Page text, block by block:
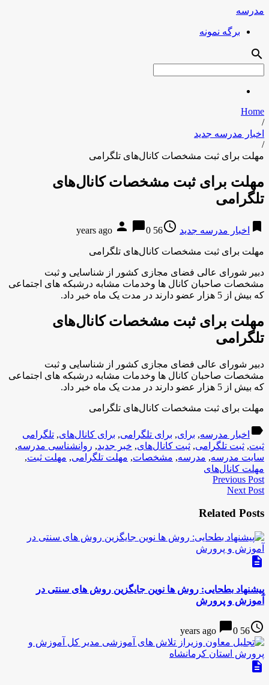
مدرسه
برگه نمونه
search
Home
/
اخبار مدرسه جدید
/
مهلت برای ثبت مشخصات کانال‌های تلگرامی
مهلت برای ثبت مشخصات کانال‌های
تلگرامی
bookmark اخبار مدرسه جدید access_time
56 years ago
person chat_bubble0
مهلت برای ثبت مشخصات کانال‌های تلگرامی
دبیر شورای عالی فضای مجازی کشور از شناسایی و ثبت
مشخصات صاحبان کانال ها وخدمات مشابه درشبکه های اجتماعی
که بیش از 5 هزار عضو دارند در مدت یک ماه خبر داد.
مهلت برای ثبت مشخصات کانال‌های
تلگرامی
دبیر شورای عالی فضای مجازی کشور از شناسایی و ثبت
مشخصات صاحبان کانال ها وخدمات مشابه درشبکه های اجتماعی
که بیش از 5 هزار عضو دارند در مدت یک ماه خبر داد.
مهلت برای ثبت مشخصات کانال‌های تلگرامی
label اخبار مدرسه, برای, برای تلگرامی, برای کانال‌های, تلگرامی
ثبت, ثبت تلگرامی, ثبت کانال‌های, خبر جدید, روانشناسی مدرسه,
سایت مدرسه, مدرسه, مشخصات, مهلت تلگرامی, مهلت ثبت,
مهلت کانال‌های
Previous Post
Next Post
Related Posts
description
پیشنهاد بطحایی: روش ها نوین جایگزین روش های سنتی در
آموزش و پرورش
access_time
56 years ago
chat_bubble0
description